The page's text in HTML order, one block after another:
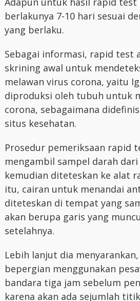
berlakunya 7-10 hari sesuai
yang berlaku.
Sebagai informasi, rapid test
skrining awal untuk
melawan virus corona, yaitu
diproduksi oleh tubuh untuk
corona, sebagaimana
situs kesehatan.
Prosedur pemeriksaan rapid
mengambil sampel darah
kemudian diteteskan ke alat
itu, cairan untuk menandai
diteteskan di tempat yang
akan berupa garis yang
setelahnya.
Lebih lanjut dia
bepergian menggunakan
bandara tiga jam sebelum
karena akan ada sejumlah